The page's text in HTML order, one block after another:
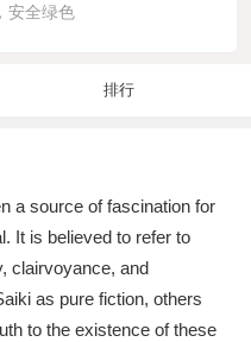
安全绿色
排行
a source of fascination for
It is believed to refer to
clairvoyance, and
as pure fiction, others
to the existence of these